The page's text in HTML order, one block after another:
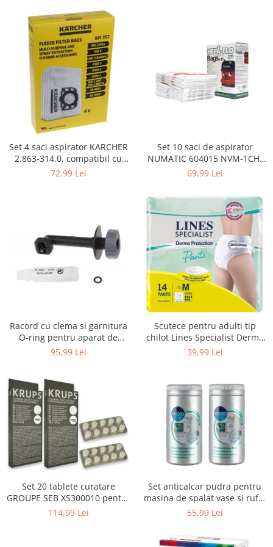
Decoratiuni
Gradinarit
Hobby-uri creative
Iluminat & Electrice
Jaluzele
Kit-uri automatizari porti si usi
Mobila dormitor
Mobila gradina & terasa
Mobila Living & Dining
Organizare si depozitare
Scule electrice si unelte
Silicon, spume si solutii tehnice
Sisteme Incalzire
Textile si covoare
Accesorii tablete
Laptopuri si Accesorii
Wearable & Gadgeturi
Electrocasnice & Climatizare
Accesorii si piese masini spalat
rufe si uscatoare
Accesorii si piese masini spalat
vase
Aparate Racire Aer
Aragaze si cuptoare cu microunde
Set 4 saci aspirator KARCHER
2.863-314.0, compatibil cu
WD, KWD, SE
72,99 Lei
Set 10 saci de aspirator
NUMATIC 604015 NVM-1CH,
9L
69,99 Lei
Racord cu clema si garnitura
O-ring pentru aparat de
spalat cu presiune, KARCHER
95,99 Lei
Scutece pentru adulti tip
chilot Lines Specialist Derma
Protection Extra, 7 picaturi,
39,99 Lei
Set 20 tablete curatare
GROUPE SEB XS300010 pentru
espressoare Krups (2x10
114,99 Lei
Set anticalcar pudra pentru
masina de spalat vase si rufe,
WPRO 484000008416, 2 x 250g
55,99 Lei